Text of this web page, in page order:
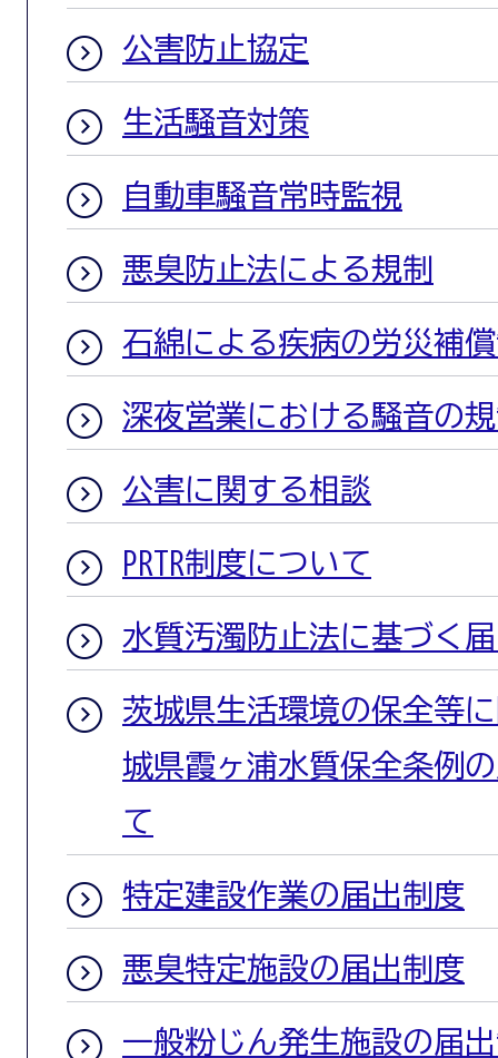
公害防止協定
生活騒音対策
自動車騒音常時監視
悪臭防止法による規制
石綿による疾病の労災補
深夜営業における騒音の
公害に関する相談
PRTR制度について
水質汚濁防止法に基づく
茨城県生活環境の保全等
城県霞ヶ浦水質保全条例
て
特定建設作業の届出制度
悪臭特定施設の届出制度
一般粉じん発生施設の届